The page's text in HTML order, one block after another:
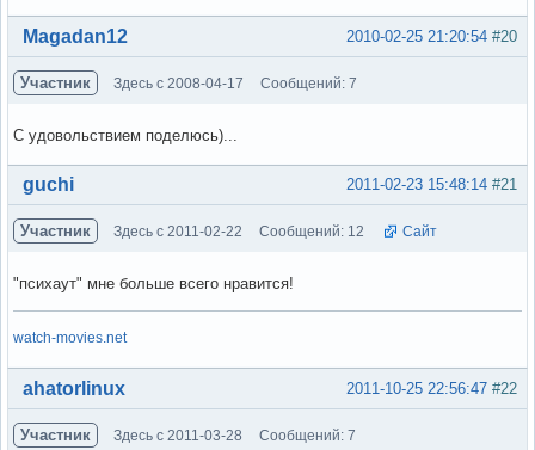
Вне форума #20
2010-02-25 21:20:54
Magadan12
Участник Здесь с 2008-04-17 Сообщений: 7
С удовольствием поделюсь)...
Вне форума #21
2011-02-23 15:48:14
guchi
Участник Здесь с 2011-02-22 Сообщений: 12 Сайт
"психаут" мне больше всего нравится!
watch-movies.net
Вне форума #22
2011-10-25 22:56:47
ahatorlinux
Участник Здесь с 2011-03-28 Сообщений: 7